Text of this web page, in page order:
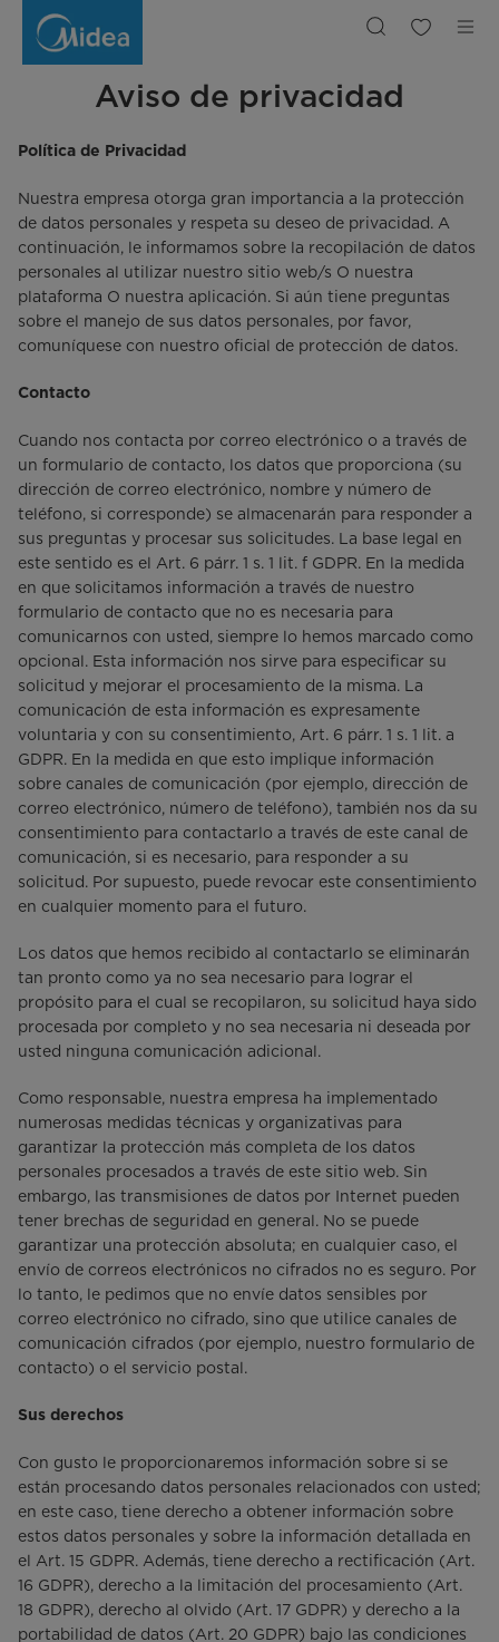
Aviso de privacidad
Política de Privacidad
Nuestra empresa otorga gran importancia a la protección
de datos personales y respeta su deseo de privacidad. A
continuación, le informamos sobre la recopilación de datos
personales al utilizar nuestro sitio web/s O nuestra
plataforma O nuestra aplicación. Si aún tiene preguntas
sobre el manejo de sus datos personales, por favor,
comuníquese con nuestro oficial de protección de datos.
Contacto
Cuando nos contacta por correo electrónico o a través de
un formulario de contacto, los datos que proporciona (su
dirección de correo electrónico, nombre y número de
teléfono, si corresponde) se almacenarán para responder a
sus preguntas y procesar sus solicitudes. La base legal en
este sentido es el Art. 6 párr. 1 s. 1 lit. f GDPR. En la medida
en que solicitamos información a través de nuestro
formulario de contacto que no es necesaria para
comunicarnos con usted, siempre lo hemos marcado como
opcional. Esta información nos sirve para especificar su
solicitud y mejorar el procesamiento de la misma. La
comunicación de esta información es expresamente
voluntaria y con su consentimiento, Art. 6 párr. 1 s. 1 lit. a
GDPR. En la medida en que esto implique información
sobre canales de comunicación (por ejemplo, dirección de
correo electrónico, número de teléfono), también nos da su
consentimiento para contactarlo a través de este canal de
comunicación, si es necesario, para responder a su
solicitud. Por supuesto, puede revocar este consentimiento
en cualquier momento para el futuro.
Los datos que hemos recibido al contactarlo se eliminarán
tan pronto como ya no sea necesario para lograr el
propósito para el cual se recopilaron, su solicitud haya sido
procesada por completo y no sea necesaria ni deseada por
usted ninguna comunicación adicional.
Como responsable, nuestra empresa ha implementado
numerosas medidas técnicas y organizativas para
garantizar la protección más completa de los datos
personales procesados a través de este sitio web. Sin
embargo, las transmisiones de datos por Internet pueden
tener brechas de seguridad en general. No se puede
garantizar una protección absoluta; en cualquier caso, el
envío de correos electrónicos no cifrados no es seguro. Por
lo tanto, le pedimos que no envíe datos sensibles por
correo electrónico no cifrado, sino que utilice canales de
comunicación cifrados (por ejemplo, nuestro formulario de
contacto) o el servicio postal.
Sus derechos
Con gusto le proporcionaremos información sobre si se
están procesando datos personales relacionados con usted;
en este caso, tiene derecho a obtener información sobre
estos datos personales y sobre la información detallada en
el Art. 15 GDPR. Además, tiene derecho a rectificación (Art.
16 GDPR), derecho a la limitación del procesamiento (Art.
18 GDPR), derecho al olvido (Art. 17 GDPR) y derecho a la
portabilidad de datos (Art. 20 GDPR) bajo las condiciones